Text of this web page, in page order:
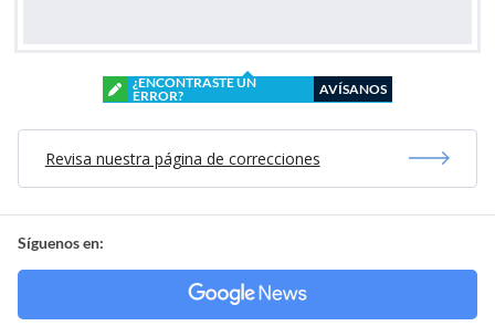
¿ENCONTRASTE UN
ERROR?
AVÍSANOS
Revisa nuestra página de correcciones
Síguenos en: